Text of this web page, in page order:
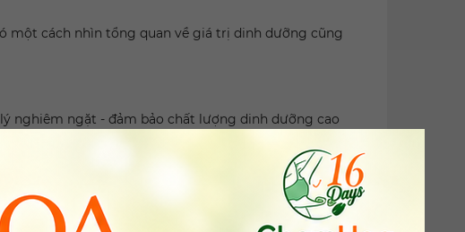
một cách nhìn tổng quan về giá trị dinh dưỡng cũng
nghiêm ngặt - đảm bảo chất lượng dinh dưỡng cao
lượng an toàn cho người sử dụng.
chất của nguyên liệu. Thân thiện với môi trường.